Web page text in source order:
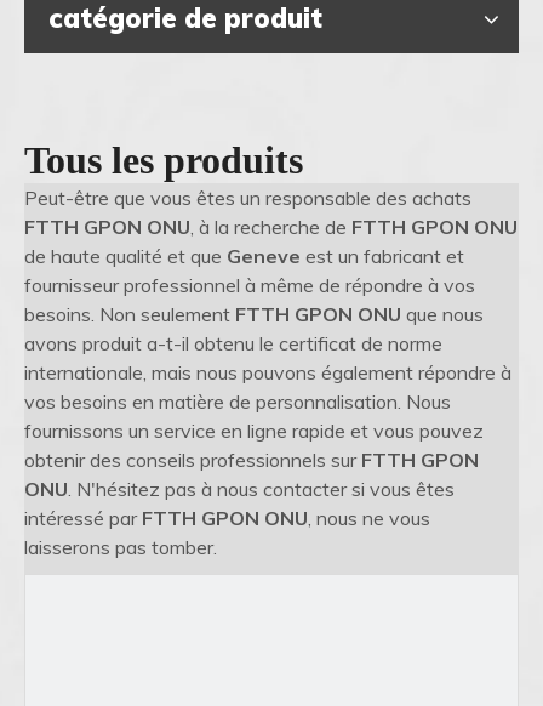
catégorie de produit
Tous les produits
Peut-être que vous êtes un responsable des achats
FTTH GPON ONU, à la recherche de FTTH GPON ONU
de haute qualité et que Geneve est un fabricant et
fournisseur professionnel à même de répondre à vos
besoins. Non seulement FTTH GPON ONU que nous
avons produit a-t-il obtenu le certificat de norme
internationale, mais nous pouvons également répondre à
vos besoins en matière de personnalisation. Nous
fournissons un service en ligne rapide et vous pouvez
obtenir des conseils professionnels sur FTTH GPON
ONU. N'hésitez pas à nous contacter si vous êtes
intéressé par FTTH GPON ONU, nous ne vous
laisserons pas tomber.